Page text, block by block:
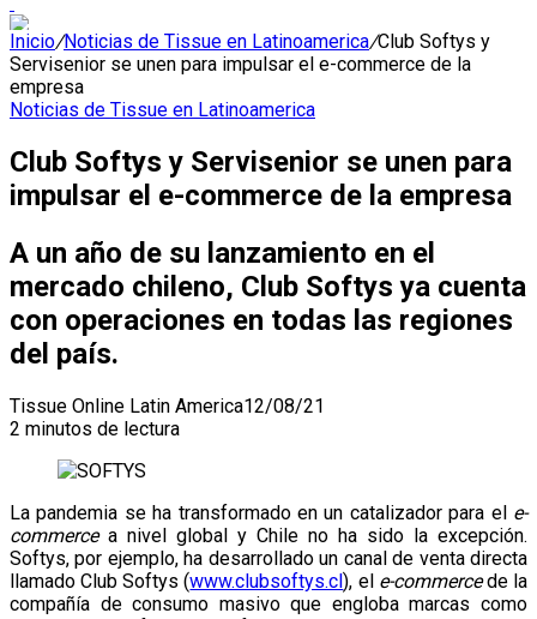
Inicio/Noticias de Tissue en Latinoamerica/Club Softys y
Servisenior se unen para impulsar el e-commerce de la
empresa
Noticias de Tissue en Latinoamerica
Club Softys y Servisenior se unen para
impulsar el e-commerce de la empresa
A un año de su lanzamiento en el
mercado chileno, Club Softys ya cuenta
con operaciones en todas las regiones
del país.
Tissue Online Latin America12/08/21
2 minutos de lectura
La pandemia se ha transformado en un catalizador para el e-
commerce a nivel global y Chile no ha sido la excepción.
Softys, por ejemplo, ha desarrollado un canal de venta directa
llamado Club Softys (www.clubsoftys.cl), el e-commercede la
compañía de consumo masivo que engloba marcas como